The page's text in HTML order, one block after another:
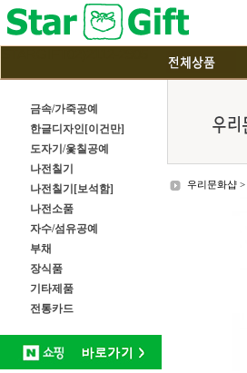
금속/가죽공예
한글디자인[이건만]
도자기/옻칠공예
나전칠기
나전칠기[보석함]
나전소품
자수/섬유공예
부채
장식품
기타제품
전통카드
우리문화샵 >